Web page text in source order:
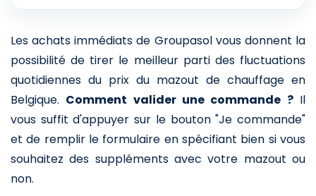
Les achats immédiats de Groupasol vous donnent la
possibilité de tirer le meilleur parti des fluctuations
quotidiennes du prix du mazout de chauffage en
Belgique. Comment valider une commande ?Il
vous suffit d'appuyer sur le bouton "Je commande"
et de remplir le formulaire en spécifiant bien si vous
souhaitez des suppléments avec votre mazout ou
non.